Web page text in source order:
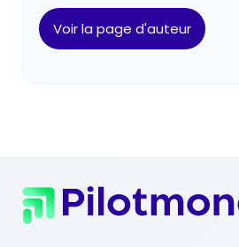
Voir la page d'auteur